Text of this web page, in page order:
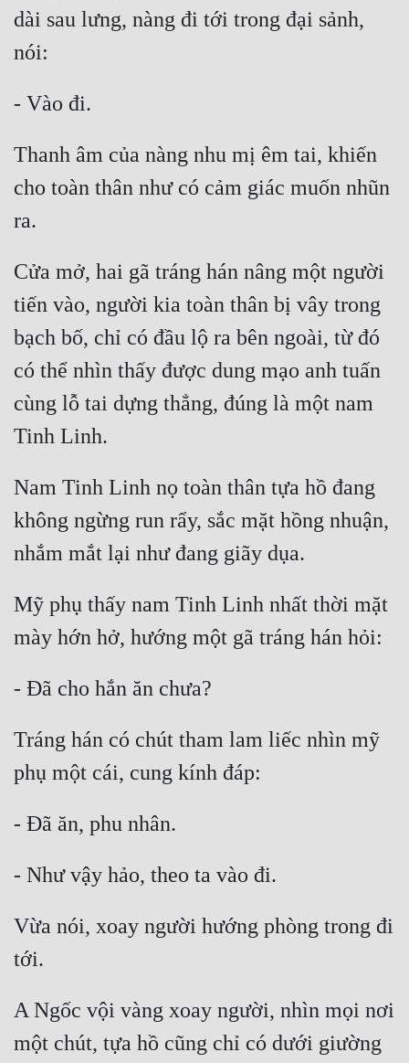
dài sau lưng, nàng đi tới trong đại sảnh,
nói:
- Vào đi.
Thanh âm của nàng nhu mị êm tai, khiến
cho toàn thân như có cảm giác muốn nhũn
ra.
Cửa mở, hai gã tráng hán nâng một người
tiến vào, người kia toàn thân bị vây trong
bạch bố, chỉ có đầu lộ ra bên ngoài, từ đó
có thể nhìn thấy được dung mạo anh tuấn
cùng lỗ tai dựng thẳng, đúng là một nam
Tinh Linh.
Nam Tinh Linh nọ toàn thân tựa hồ đang
không ngừng run rẩy, sắc mặt hồng nhuận,
nhắm mắt lại như đang giãy dụa.
Mỹ phụ thấy nam Tinh Linh nhất thời mặt
mày hớn hở, hướng một gã tráng hán hỏi:
- Đã cho hắn ăn chưa?
Tráng hán có chút tham lam liếc nhìn mỹ
phụ một cái, cung kính đáp:
- Đã ăn, phu nhân.
- Như vậy hảo, theo ta vào đi.
Vừa nói, xoay người hướng phòng trong đi
tới.
A Ngốc vội vàng xoay người, nhìn mọi nơi
một chút, tựa hồ cũng chỉ có dưới giường